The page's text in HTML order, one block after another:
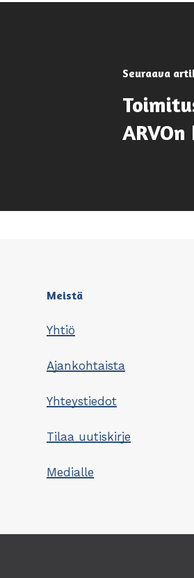
Seuraava
Meistä
Yhtiö
Ajankohtaista
Yhteystiedot
Tilaa uutiskirje
Medialle